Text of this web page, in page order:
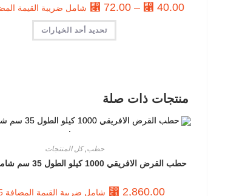
⃁ 40.00
–
⃁ 72.00 شامل ضريبة القيمة
تحديد أحد الخيارات
منتجات ذات صلة
حطب,كل المنتجات
حطب القرض الافريقي 1000 كيلو الطول 35 سم شامل الشحن .
⃁ 2,860.00 شامل ضريبة القيمة المضافة 15 %